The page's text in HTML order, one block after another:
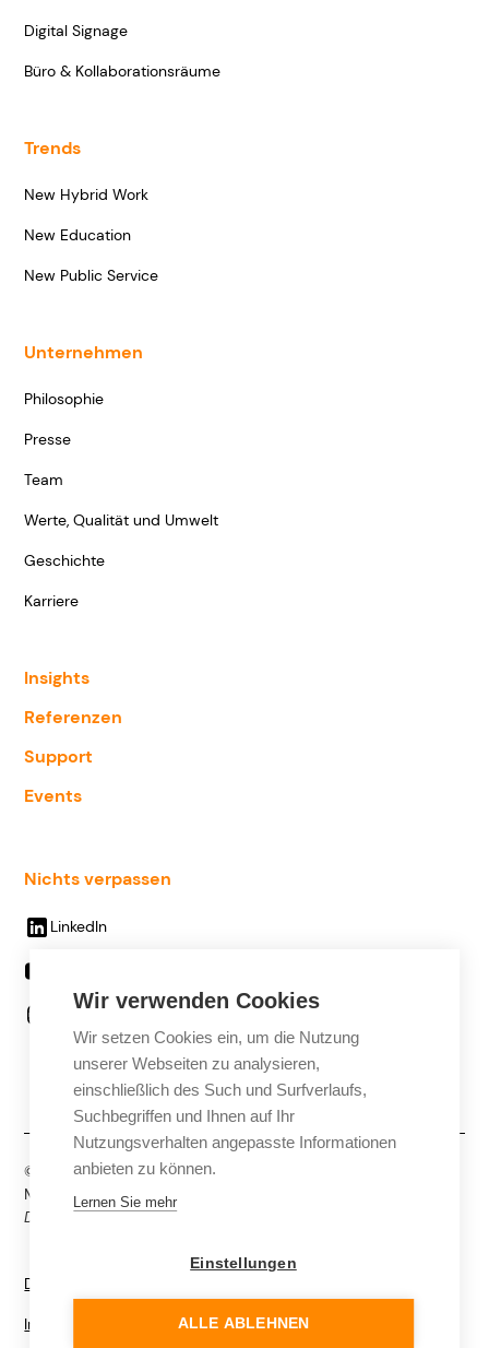
Digital Signage
Büro & Kollaborationsräume
Trends
New Hybrid Work
New Education
New Public Service
Unternehmen
Philosophie
Presse
Team
Werte, Qualität und Umwelt
Geschichte
Karriere
Insights
Referenzen
Support
Events
Nichts verpassen
LinkedIn
Instagram
Facebook
© FLM Media, eine Marke der Franken Lehrmittel
Medientechnik Krug & Langer GmbH. All rights reserved.
Diese Website kann KI-generierte Inhalte enthalten.
Datenschutz
Impressum
Wir verwenden Cookies
Wir setzen Cookies ein, um die Nutzung
unserer Webseiten zu analysieren,
einschließlich des Such und Surfverlaufs,
Suchbegriffen und Ihnen auf Ihr
Nutzungsverhalten angepasste Informationen
anbieten zu können.
Lernen Sie mehr
Einstellungen
ALLE ABLEHNEN